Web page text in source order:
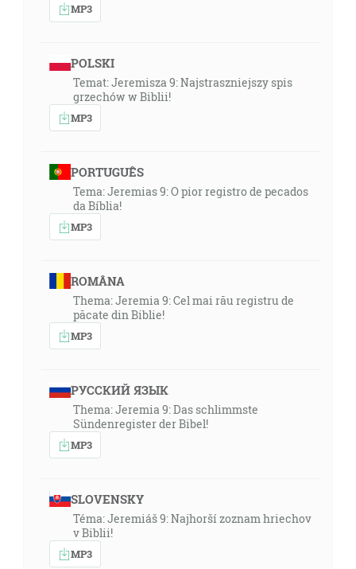
MP3
POLSKI
Temat: Jeremisza 9: Najstraszniejszy spis
grzechów w Biblii!
MP3
PORTUGUÊS
Tema: Jeremias 9: O pior registro de pecados
da Bíblia!
MP3
ROMÂNA
Thema: Jeremia 9: Cel mai rău registru de
păcate din Biblie!
MP3
РУССКИЙ ЯЗЫК
Thema: Jeremia 9: Das schlimmste
Sündenregister der Bibel!
MP3
SLOVENSKY
Téma: Jeremiáš 9: Najhorší zoznam hriechov
v Biblii!
MP3